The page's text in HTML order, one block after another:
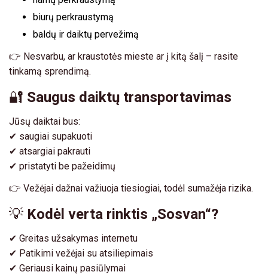
biurų perkraustymą
baldų ir daiktų pervežimą
👉 Nesvarbu, ar kraustotės mieste ar į kitą šalį – rasite
tinkamą sprendimą.
🔐 Saugus daiktų transportavimas
Jūsų daiktai bus:
✔ saugiai supakuoti
✔ atsargiai pakrauti
✔ pristatyti be pažeidimų
👉 Vežėjai dažnai važiuoja tiesiogiai, todėl sumažėja rizika.
💡 Kodėl verta rinktis „Sosvan“?
✔ Greitas užsakymas internetu
✔ Patikimi vežėjai su atsiliepimais
✔ Geriausi kainų pasiūlymai